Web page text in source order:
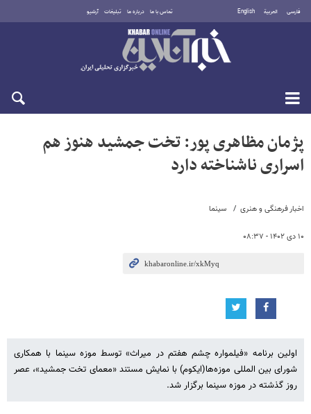
فارسی العربية English تماس با ما درباره ما تبلیغات آرشیو
شنبه ۱۷ مرداد ۱۴۰۵
اخبار فرهنگی و هنری سینما
۱۰ دی ۱۴۰۲ - ۰۸:۳۷
پژمان مظاهری پور: تخت جمشید هنوز هم
اسراری ناشناخته دارد
اولین برنامه «فیلمواره چشم هفتم در میراث» توسط موزه سینما با همکاری
شورای بین المللی موزه‌ها(ایکوم) با نمایش مستند «معمای تخت جمشید»، عصر
روز گذشته در موزه سینما برگزار شد.